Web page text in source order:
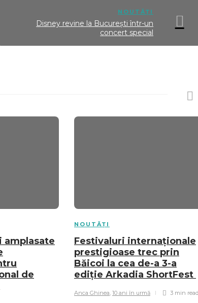
NOUTĂȚI
Disney revine la București într-un
concert special
amplasate
de
NOUTĂȚI
Festivaluri internaționale
prestigioase trec prin
Băicoi la cea de-a 3-a
ediție Arkadia ShortFest
Anca Ghinea, 10 ani în urmă 3 min read